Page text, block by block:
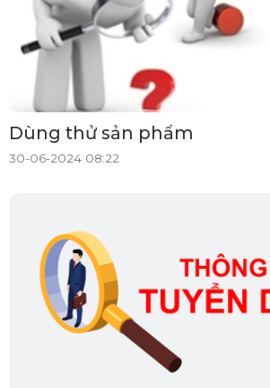
Dùng thử sản phẩm
30-06-2024 08:22